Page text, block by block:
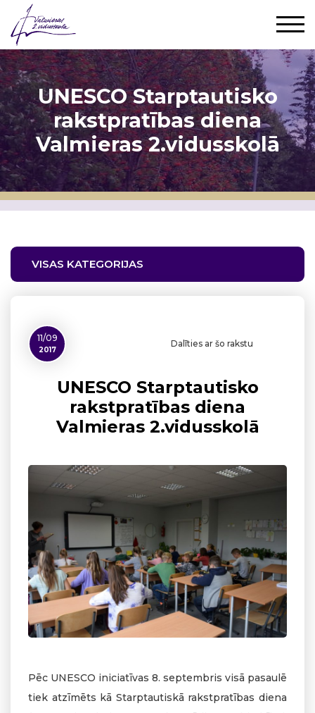
UNESCO Starptautisko
rakstpratības diena
Valmieras 2.vidusskolā
VISAS KATEGORIJAS
11/09
2017
Dalīties ar šo rakstu
UNESCO Starptautisko
rakstpratības diena
Valmieras 2.vidusskolā
Pēc UNESCO iniciatīvas 8. septembris visā pasaulē
tiek atzīmēts kā Starptautiskā rakstpratības diena